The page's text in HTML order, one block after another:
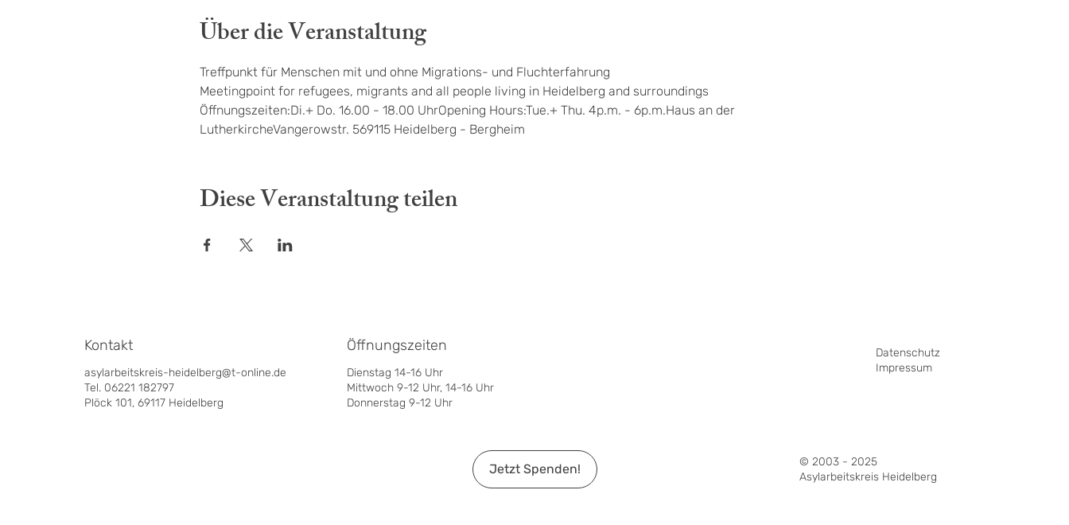
Über die Veranstaltung
Treffpunkt für Menschen mit und ohne Migrations- und Fluchterfahrung
Meetingpoint for refugees, migrants and all people living in Heidelberg and surroundings
Öffnungszeiten:Di.+ Do. 16.00 - 18.00 UhrOpening Hours:Tue.+ Thu. 4p.m. - 6p.m.Haus an der
LutherkircheVangerowstr. 569115 Heidelberg - Bergheim
Diese Veranstaltung teilen
© 2003 - 2025
Asylarbeitskreis Heidelberg
Jetzt Spenden!
Datenschutz
Impressum
asylarbeitskreis-heidelberg@t-online.de
Tel. 06221 182797
Plöck 101, 69117 Heidelberg
Kontakt
Dienstag 14-16 Uhr
Mittwoch 9-12 Uhr, 14-16 Uhr
Donnerstag 9-12 Uhr
Öffnungszeiten